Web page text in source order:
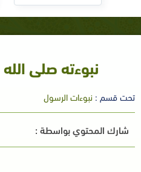
نبوءته صلى
تحت قسم : نبوءات الرسول
شارك المحتوي بواسطة :